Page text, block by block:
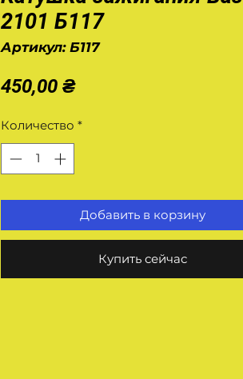
2101 Б117
Артикул: Б117
450,00 ₴Цена
Количество *
Добавить в корзину
Купить сейчас